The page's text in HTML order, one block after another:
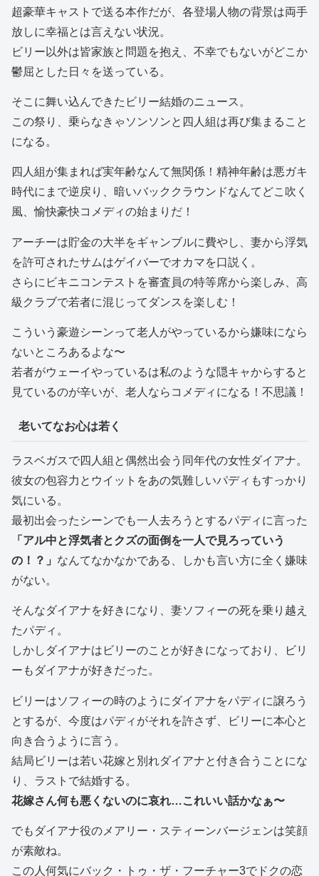
超豪華キャストで送る本作だが、各登場人物の背景は両手
放しに幸福とは言えない状況。
ビリー以外は皆家族と問題を抱え、不幸でもないがどこか
鬱屈とした日々を送っている。
そこに舞い込んできたビリー結婚のニュース。
この祭り、乗らなきゃソンソンと四人組は再び集まること
になる。
四人組が集まれば実年齢なんて無関係！精神年齢は悪ガキ
時代にまで逆戻り、暗いバッククラウンドなんてどこ吹く
風、愉快豪快コメディの始まりだ！
アーチーは貯金の大半をギャンブルに費やし、妻から浮気
を許可されたサムはゲイバーでオカマを口説く。
さらにビキニコンテストを審査員の特等席から楽しみ、高
級クラブで若者に混じってダンスを楽しむ！
こういう豪遊シーンって老人がやっているから嫌味になら
ないところあるよな〜
若者がウェーイやっているは私のような隠キャからすると
見ているのが辛いが、老人ならコメディになる！不思議！
老いてなお心は若く
ラスベガスで四人組と偶然出会う同年代の女性ダイアナ。
彼女の包容力とウイットをあの気難しいパディもすっかり
気にいる。
最初出会ったシーンでも一人去ろうとするパディに言った
「アル中と浮気者とクズの面倒を一人で見ろっていう
の！？」 なんてなかなかである、しかも言い方に全く嫌味
がない。
そんなダイアナを好きになり、妻ソフィーの死を乗り越え
たパディ。
しかしダイアナはビリーのことが好きになっており、ビリ
ーもダイアナが好きだった。
ビリーはソフィーの時のようにダイアナをパディに譲ろう
とするが、今度はパディがそれを許さず、ビリーに本心と
向き合うように言う。
結局ビリーは若い花嫁と別れダイアナと付き合うことにな
り、ラストで結婚する。
花嫁さん何も悪くないのに哀れ…これいい話かなぁ〜
でもダイアナ役のメアリー・スティーンバージェンは笑顔
が素敵ね。
この人何気にバック・トゥ・ザ・フーチャー3でドクの恋